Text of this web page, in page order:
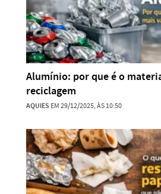
Alumínio: por que é o
reciclagem
AQUIES EM 29/12/2025, ÀS 10:50